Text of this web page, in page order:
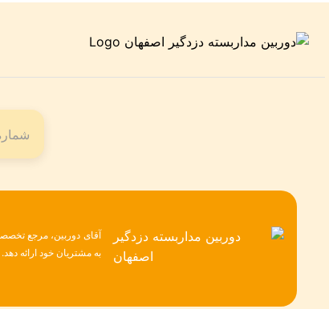
آقای دوربین، مرجع
به مشتریان خود ارائه